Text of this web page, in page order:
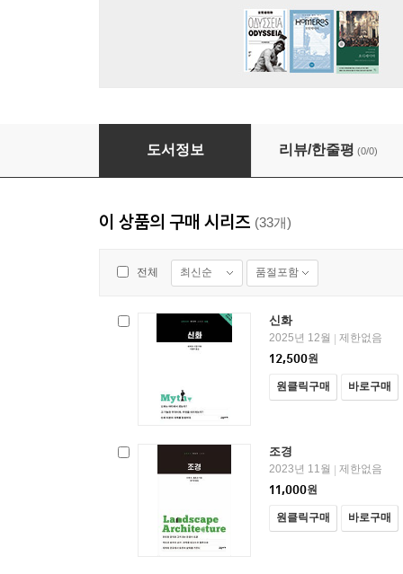
기후변화
도서정보 리뷰/한줄평 (0/0)
이 상품의 구매 시리즈 (33개)
전체 최신순 품절포함
신화
2025년 12월 | 제한없음
12,500원
원클릭구매 바로구매
조경
2023년 11월 | 제한없음
11,000원
원클릭구매 바로구매